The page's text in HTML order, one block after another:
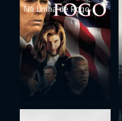
Na Linha de Fogo